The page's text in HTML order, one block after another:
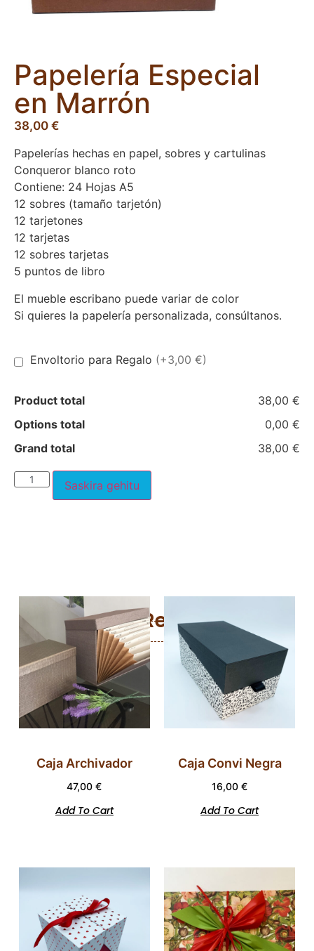
Papelería Especial
en Marrón
38,00 €
Papelerías hechas en papel, sobres y cartulinas
Conqueror blanco roto
Contiene: 24 Hojas A5
12 sobres (tamaño tarjetón)
12 tarjetones
12 tarjetas
12 sobres tarjetas
5 puntos de libro
El mueble escribano puede variar de color
Si quieres la papelería personalizada, consúltanos.
Envoltorio para Regalo (+3,00 €)
Product total
38,00 €
Options total
0,00 €
Grand total
38,00 €
Saskira gehitu
Productos Relacionados
Caja Archivador
47,00€
Add To Cart
Caja Convi Negra
16,00€
Add To Cart